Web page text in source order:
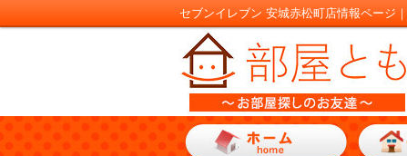
セブンイレブン 安城赤松町店情報ページ